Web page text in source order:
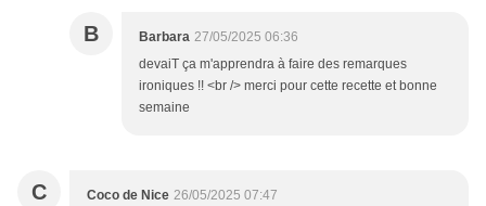
B Barbara 27/05/2025 06:36
devaiT ça m'apprendra à faire des remarques
ironiques !! <br /> merci pour cette recette et bonne
semaine
C Coco de Nice 26/05/2025 07:47